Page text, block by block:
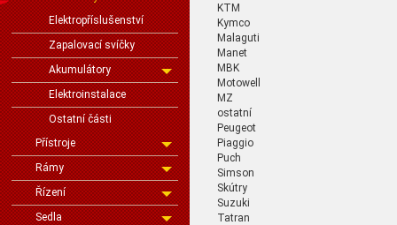
Elektropříslušenství
Zapalovací svíčky
Akumulátory
Elektroinstalace
Ostatní části
Přístroje
Rámy
Řízení
Sedla
KTM
Kymco
Malaguti
Manet
MBK
Motowell
MZ
ostatní
Peugeot
Piaggio
Puch
Simson
Skútry
Suzuki
Tatran